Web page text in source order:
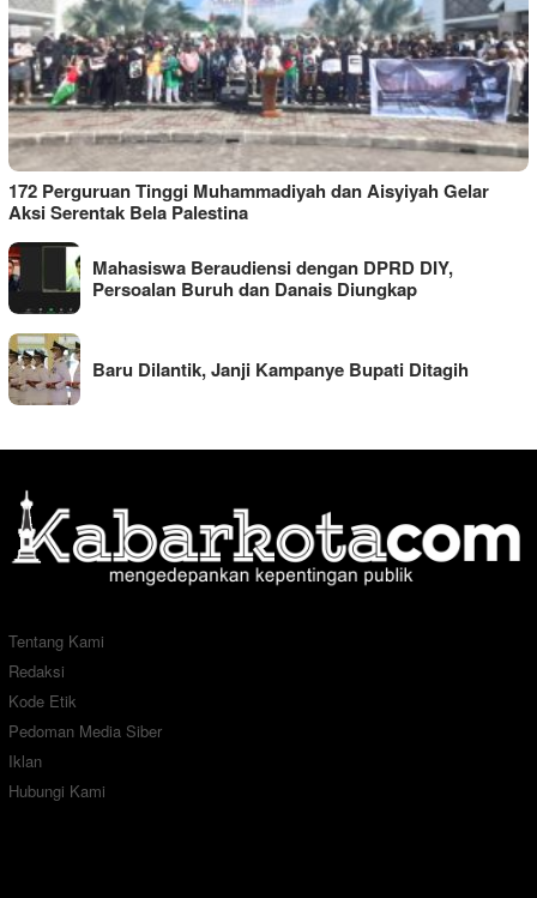
172 Perguruan Tinggi Muhammadiyah dan Aisyiyah Gelar
Aksi Serentak Bela Palestina
Mahasiswa Beraudiensi dengan DPRD DIY,
Persoalan Buruh dan Danais Diungkap
Baru Dilantik, Janji Kampanye Bupati Ditagih
Tentang Kami
Redaksi
Kode Etik
Pedoman Media Siber
Iklan
Hubungi Kami